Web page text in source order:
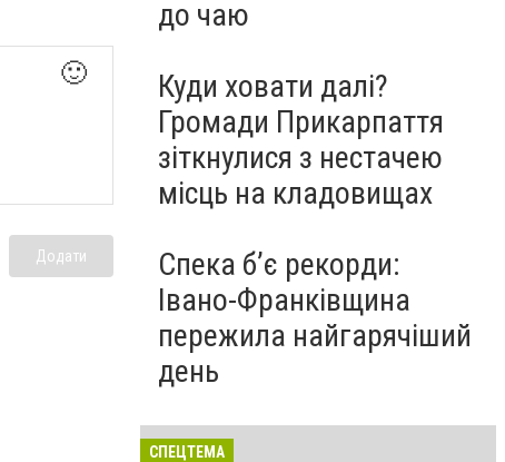
🙂
Додати
до чаю
Куди ховати далі?
Громади Прикарпаття
зіткнулися з нестачею
місць на кладовищах
Спека б’є рекорди:
Івано-Франківщина
пережила найгарячіший
день
СПЕЦТЕМА